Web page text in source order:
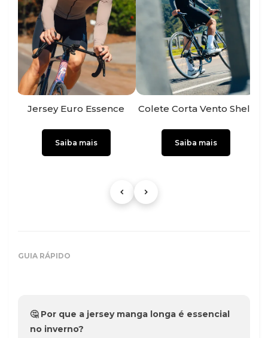
Jersey Euro Essence
Saiba mais
Colete Corta Vento Shell
Saiba mais
GUIA RÁPIDO
🤔 Por que a jersey manga longa é essencial
no inverno?